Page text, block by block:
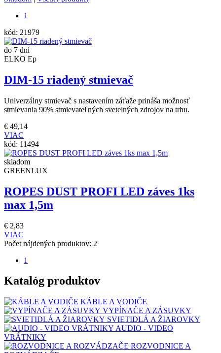
1
kód: 21979
do 7 dní
ELKO Ep
DIM-15 riadený stmievač
Univerzálny stmievač s nastavením záťaže prináša možnosť
stmievania 90% stmievateľných svetelných zdrojov na trhu.
€ 49,14
VIAC
kód: 11494
skladom
GREENLUX
ROPES DUST PROFI LED záves 1ks
max 1,5m
€ 2,83
VIAC
Počet nájdených produktov: 2
1
Katalóg produktov
KÁBLE A VODIČE
VYPÍNAČE A ZÁSUVKY
SVIETIDLÁ A ŽIAROVKY
AUDIO - VIDEO
VRÁTNIKY
ROZVODNICE A